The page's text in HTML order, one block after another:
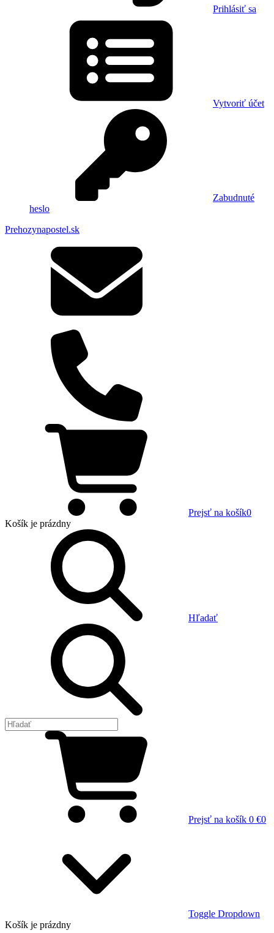
Prihlásiť sa
Vytvoriť účet
Zabudnuté
heslo
Prehozynapostel.sk
Prejsť na košík0
Košík je prázdny
Hľadať
Prejsť na košík 0 €0
Toggle Dropdown
Košík je prázdny